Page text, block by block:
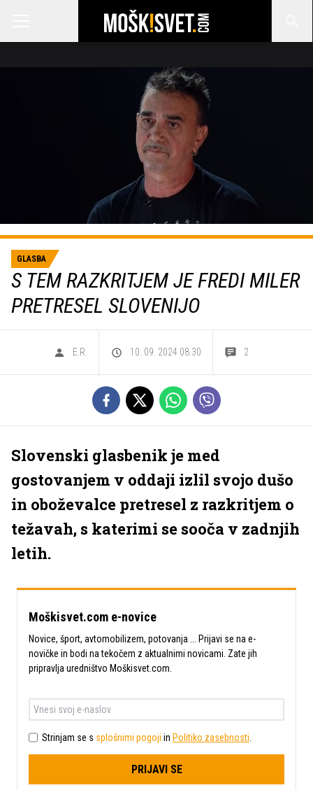
GLASBA
S TEM RAZKRITJEM JE FREDI MILER
PRETRESEL SLOVENIJO
E.R. 10. 09. 2024 08.30 2
Slovenski glasbenik je med
gostovanjem v oddaji izlil svojo dušo
in oboževalce pretresel z razkritjem o
težavah, s katerimi se sooča v zadnjih
letih.
Moškisvet.com e-novice
Novice, šport, avtomobilizem, potovanja ... Prijavi se na e-
novičke in bodi na tekočem z aktualnimi novicami. Zate jih
pripravlja uredništvo Moškisvet.com.
Strinjam se s splošnimi pogoji in Politiko zasebnosti
PRIJAVI SE